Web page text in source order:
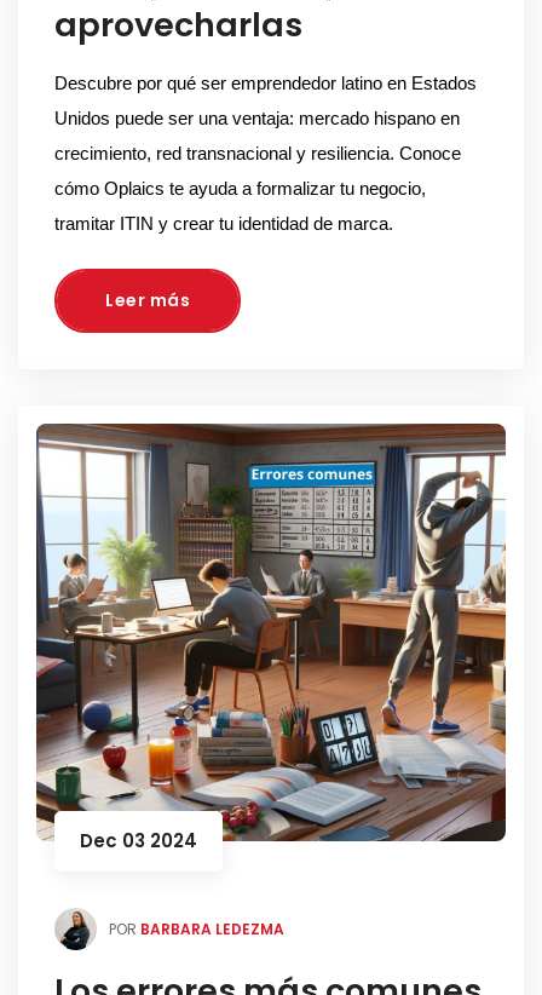
aprovecharlas
Descubre por qué ser emprendedor latino en Estados
Unidos puede ser una ventaja: mercado hispano en
crecimiento, red transnacional y resiliencia. Conoce
cómo Oplaics te ayuda a formalizar tu negocio,
tramitar ITIN y crear tu identidad de marca.
Leer más
Dec 03 2024
POR BARBARA LEDEZMA